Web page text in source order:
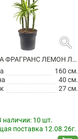
search
ДРАЦЕНА ФРАГРАНС ЛЕМОН ЛАЙМ 4 СТВОЛА
160 см.
40 см.
27 см.
наличии: 10 шт.
поставка 12.08.26г.